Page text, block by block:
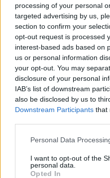
processing of your personal
targeted advertising by us,
section to confirm your
opt-out request is processed
interest-based ads based on
us or personal information
your opt-out. You may
disclosure of your personal
IAB’s list of downstream
also be disclosed by us to
Downstream Participants that
Personal Data
I want to opt-out of the
personal data.
Opted In
economico:Conte
chissà che non possa
nel 2014, quando un
sostenne la FIGC per
tecnico leccese.